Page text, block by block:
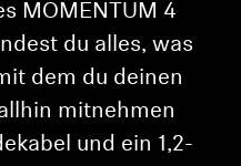
MOMENTUM 4
du alles, was
dem du deinen
mitnehmen
und ein 1,2-